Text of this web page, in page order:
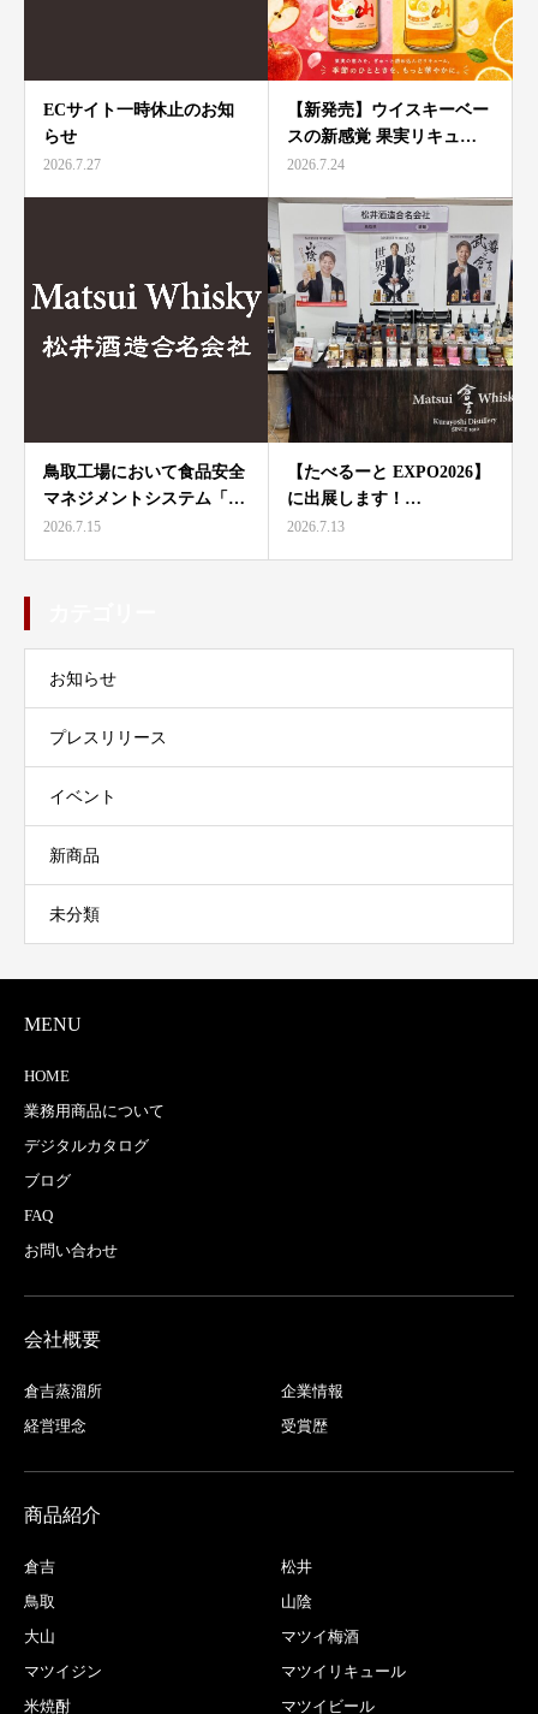
ECサイト一時休止のお知
らせ
2026.7.27
【新発売】ウイスキーベー
スの新感覚 果実リキュ…
2026.7.24
鳥取工場において食品安全
マネジメントシステム「…
2026.7.15
【たべるーと EXPO2026】
に出展します！…
2026.7.13
お知らせ
プレスリリース
イベント
新商品
未分類
MENU
HOME
業務用商品について
デジタルカタログ
ブログ
FAQ
お問い合わせ
会社概要
倉吉蒸溜所
企業情報
経営理念
受賞歴
商品紹介
倉吉
松井
鳥取
山陰
大山
マツイ梅酒
マツイジン
マツイリキュール
米焼酎
マツイビール